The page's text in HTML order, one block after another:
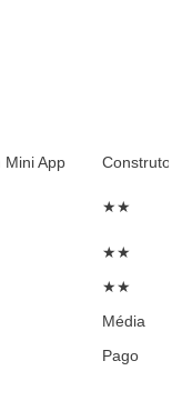
Mini App
Construtor
★★
★★
★★
Média
Pago